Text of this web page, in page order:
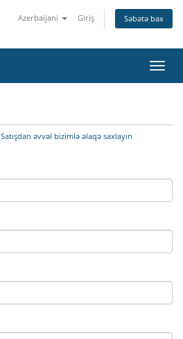
Azerbaijani Giriş Səbətə bax
Satışdan əvvəl bizimlə əlaqə saxlayın